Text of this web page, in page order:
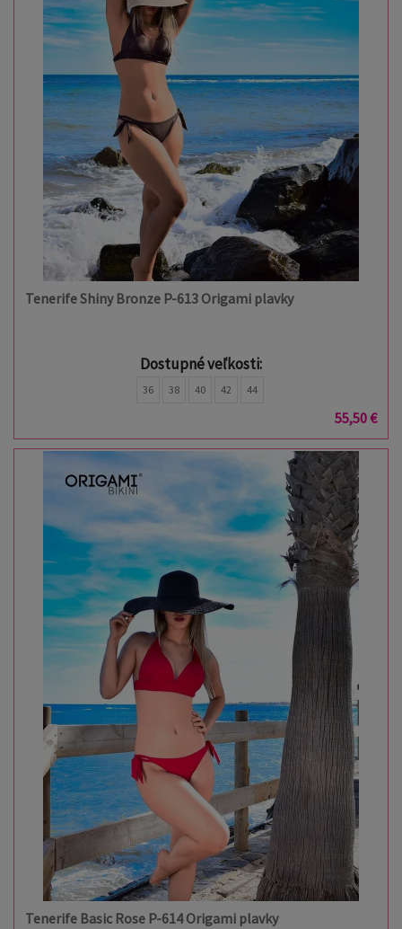
Tenerife Shiny Bronze P-613 Origami plavky
Dostupné veľkosti:
36 38 40 42 44
55,50 €
Tenerife Basic Rose P-614 Origami plavky